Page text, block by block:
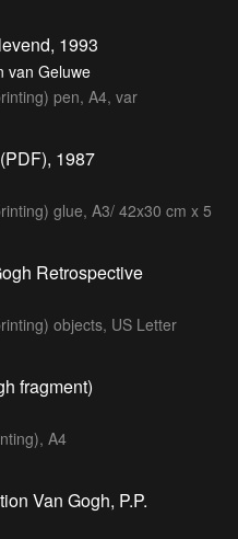
1993
van Geluwe
pen, A4, var
1987
glue, A3/ 42x30 cm x 5
Retrospective
objects, US Letter
fragment)
A4
Van Gogh, P.P.